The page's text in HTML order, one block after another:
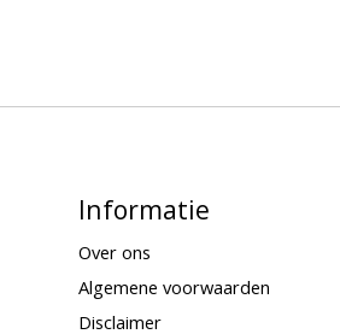
Informatie
Over ons
Algemene voorwaarden
Disclaimer